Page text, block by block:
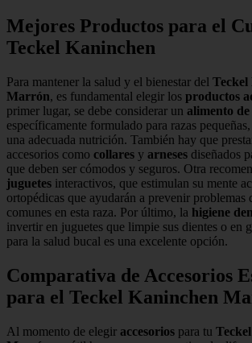
Mejores Productos para el
Teckel Kaninchen
Para mantener la salud y el bienestar del Teckel
Marrón, es fundamental elegir los productos
primer lugar, se debe considerar un alimento
específicamente formulado para razas
una adecuada nutrición. También hay que
accesorios como collares y arneses diseñados
que deben ser cómodos y seguros. Otra
juguetes interactivos, que estimulan su mente
ortopédicas que ayudarán a prevenir problemas
comunes en esta raza. Por último, la higiene
invertir en juguetes que limpie sus dientes o en
para la salud bucal es una excelente opción.
Comparativa de Accesorios
para el Teckel Kaninchen
Al momento de elegir accesorios para tu